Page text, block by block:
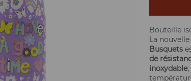
Bouteille
La nouvelle
Busquets
de
inoxydable,